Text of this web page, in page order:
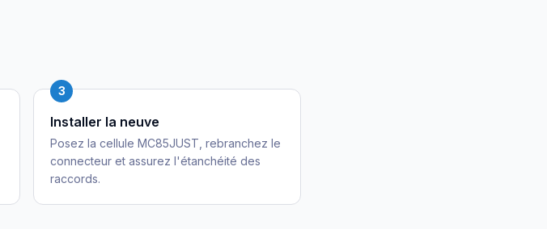
3
Installer la neuve
Posez la cellule MC85JUST, rebranchez le
connecteur et assurez l'étanchéité des
raccords.